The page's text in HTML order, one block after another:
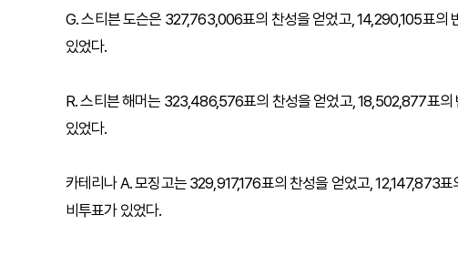
G. 스티븐 도슨은 327,763,006표의 찬성을 얻었고, 14,290,105표
있었다.
R. 스티븐 해머는 323,486,576표의 찬성을 얻었고, 18,502,877표
있었다.
카테리나 A. 모징고는 329,917,176표의 찬성을 얻었고, 12,147,873
비투표가 있었다.